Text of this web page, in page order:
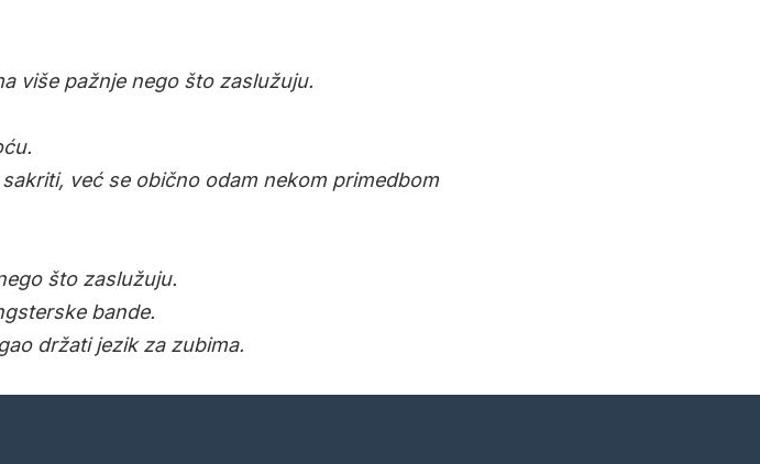
više pažnje nego što zaslužuju.
već se obično odam nekom primedbom
što zaslužuju.
bande.
držati jezik za zubima.